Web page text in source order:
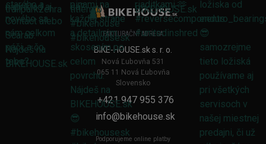
FAKTURAČNÍ ADRESA
BIKE-HOUSE.sk s. r. o.
Nová Ľubovňa 531
065 11 Nová Ľubovňa
Slovensko
+421 947 955 376
info@bikehouse.sk
Podporujeme online platby